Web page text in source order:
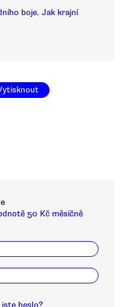
boje. Jak krajní
50 Kč měsíčně
heslo?